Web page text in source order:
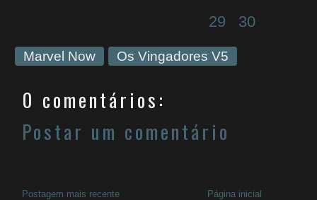
29 30
Marvel Now Os Vingadores V5
0 comentários:
Postar um comentário
Postagem mais recente Página inicial